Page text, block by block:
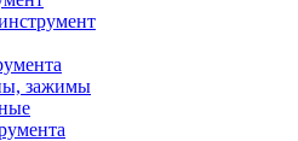
зажимы